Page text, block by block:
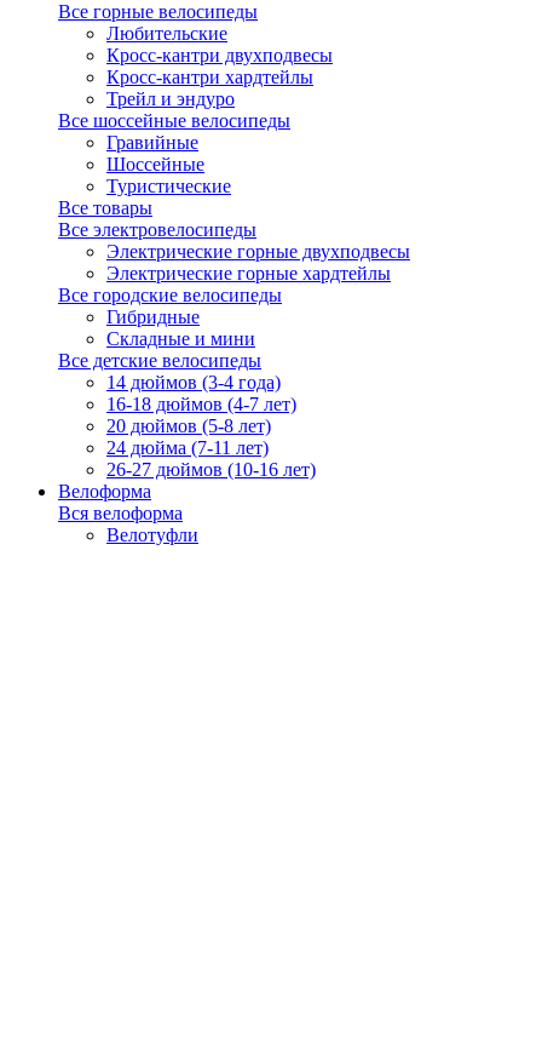
Все горные велосипеды
Любительские
Кросс-кантри двухподвесы
Кросс-кантри хардтейлы
Трейл и эндуро
Все шоссейные велосипеды
Гравийные
Шоссейные
Туристические
Все товары
Все электровелосипеды
Электрические горные двухподвесы
Электрические горные хардтейлы
Все городские велосипеды
Гибридные
Складные и мини
Все детские велосипеды
14 дюймов (3-4 года)
16-18 дюймов (4-7 лет)
20 дюймов (5-8 лет)
24 дюйма (7-11 лет)
26-27 дюймов (10-16 лет)
Велоформа
Вся велоформа
Велотуфли